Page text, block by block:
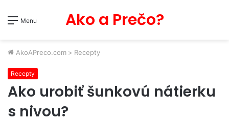
Menu Ako a Prečo?
AkoAPreco.com > Recepty
Recepty
Ako urobiť šunkovú nátierku
s nivou?